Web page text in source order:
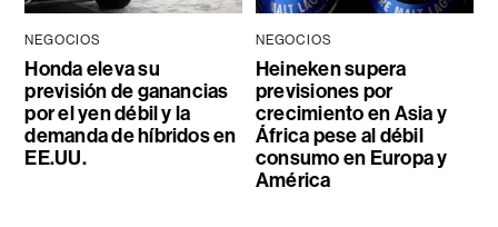
NEGOCIOS
Honda eleva su
previsión de ganancias
por el yen débil y la
demanda de híbridos en
EE.UU.
NEGOCIOS
Heineken supera
previsiones por
crecimiento en Asia y
África pese al débil
consumo en Europa y
América